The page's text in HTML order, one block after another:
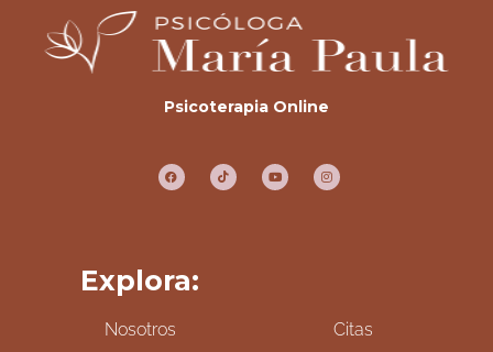
Psicoterapia Online
Explora:
Nosotros
Citas